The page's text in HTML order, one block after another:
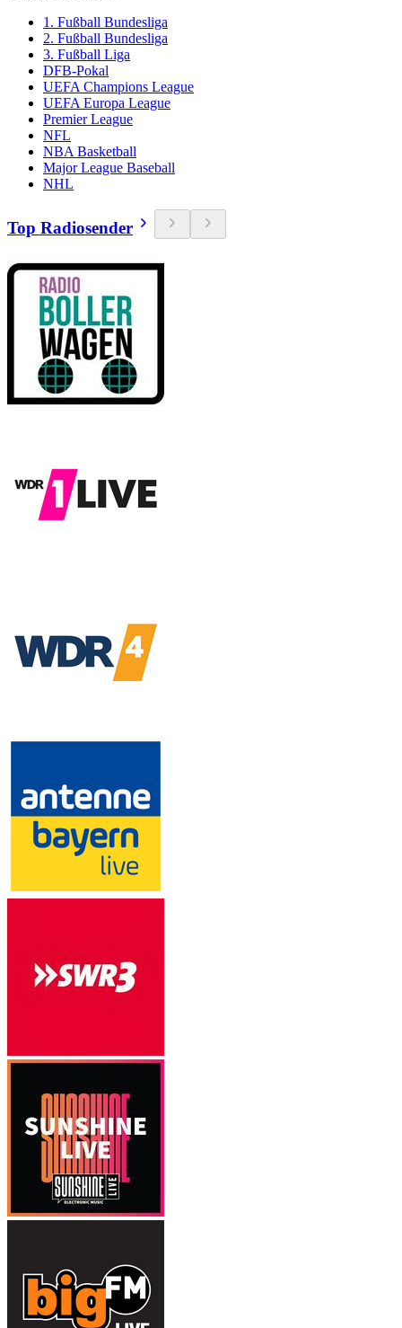
1. Fußball Bundesliga
2. Fußball Bundesliga
3. Fußball Liga
DFB-Pokal
UEFA Champions League
UEFA Europa League
Premier League
NFL
NBA Basketball
Major League Baseball
NHL
Top Radiosender